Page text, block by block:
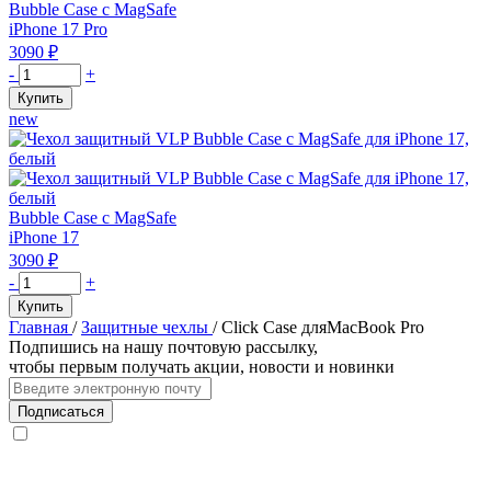
MagSafe
для
iPhone
17
ProMax,
оранжевый
Bubble Case с MagSafe
iPhone 17 Pro
3090 ₽
Количество
товара
Чехол
защитный
VLP
Bubble
Case
с
MagSafe
для
iPhone
17
Pro,
оранжевый
- +
Купить
new
Bubble Case с MagSafe
iPhone 17
3090 ₽
Количество
товара
Чехол
защитный
VLP
Bubble
Case
с
MagSafe
- +
Купить
Главная / Защитные чехлы / Click Case дляMacBook Pro
Подпишись на нашу почтовую рассылку,
чтобы первым получать акции, новости и новинки
Подписаться